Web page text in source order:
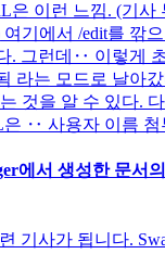
은 이런 느낌. (기사
기에서 /edit를 깎
. 그런데‥ 이렇게
라는 모드로 날아
것을 알 수 있다.
‥ 사용자 이름 첨
에서 생성한 문서
기사가 됩니다.